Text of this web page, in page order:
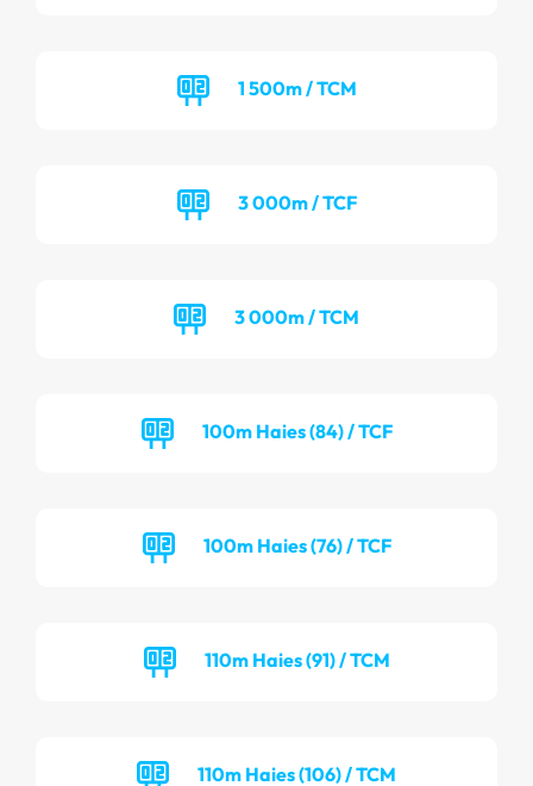
1 500m / TCM
3 000m / TCF
3 000m / TCM
100m Haies (84) / TCF
100m Haies (76) / TCF
110m Haies (91) / TCM
110m Haies (106) / TCM